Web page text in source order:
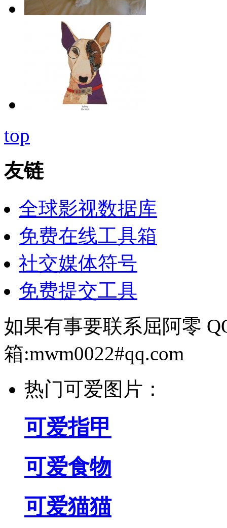
top
友链
全球影视数据库
免费在线工具箱
社交媒体符号
免费提交工具
如果有事要联系屈阿零
箱:mwm0022#qq.com
热门可爱图片：
可爱指甲
可爱食物
可爱猫猫